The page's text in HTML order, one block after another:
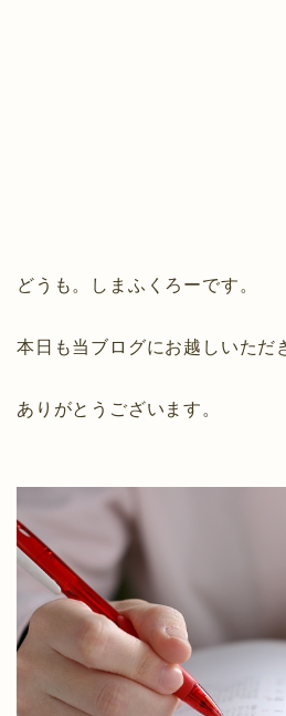
どうも。しまふくろーです。
本日も当ブログにお越しいただ
ありがとうございます。